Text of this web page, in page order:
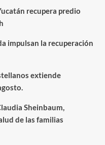
recupera predio
impulsan la recuperación
extiende
Sheinbaum,
de las familias